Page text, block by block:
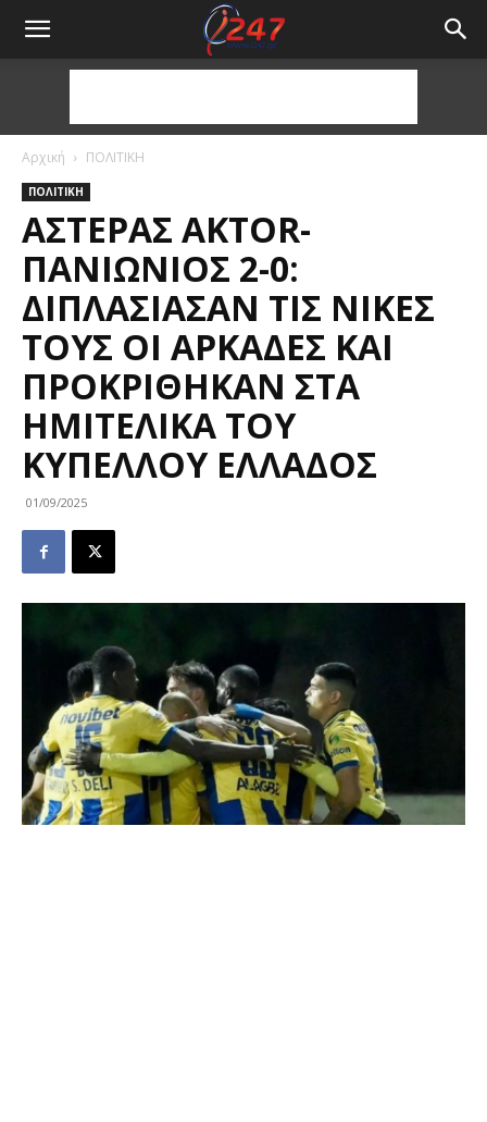
Αρχική ΠΟΛΙΤΙΚΗ
ΠΟΛΙΤΙΚΗ
ΑΣΤΈΡΑΣ AKTOR-
ΠΑΝΙΏΝΙΟΣ 2-0:
ΔΙΠΛΑΣΊΑΣΑΝ ΤΙΣ ΝΊΚΕΣ
ΤΟΥΣ ΟΙ ΑΡΚΆΔΕΣ ΚΑΙ
ΠΡΟΚΡΊΘΗΚΑΝ ΣΤΑ
ΗΜΙΤΕΛΙΚΆ ΤΟΥ
ΚΥΠΈΛΛΟΥ ΕΛΛΆΔΟΣ
01/09/2025